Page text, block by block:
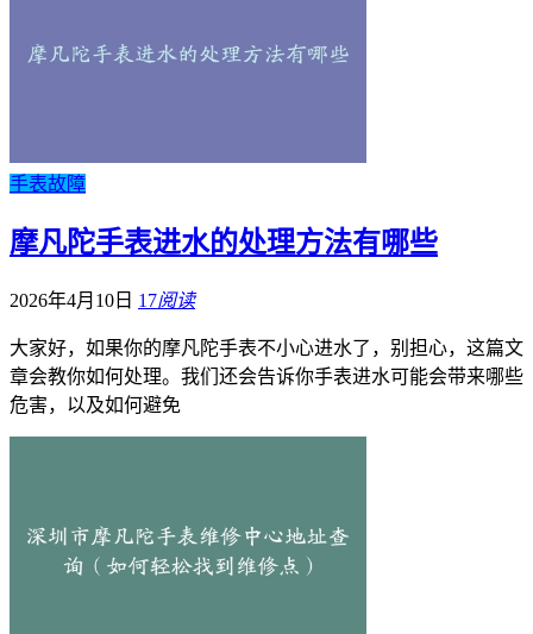
手表故障
摩凡陀手表进水的处理方法有哪些
2026年4月10日 17阅读
大家好，如果你的摩凡陀手表不小心进水了，别担心，这篇文
章会教你如何处理。我们还会告诉你手表进水可能会带来哪些
危害，以及如何避免